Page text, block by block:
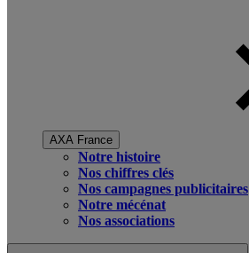
AXA France
Notre histoire
Nos chiffres clés
Nos campagnes publicitaires
Notre mécénat
Nos associations